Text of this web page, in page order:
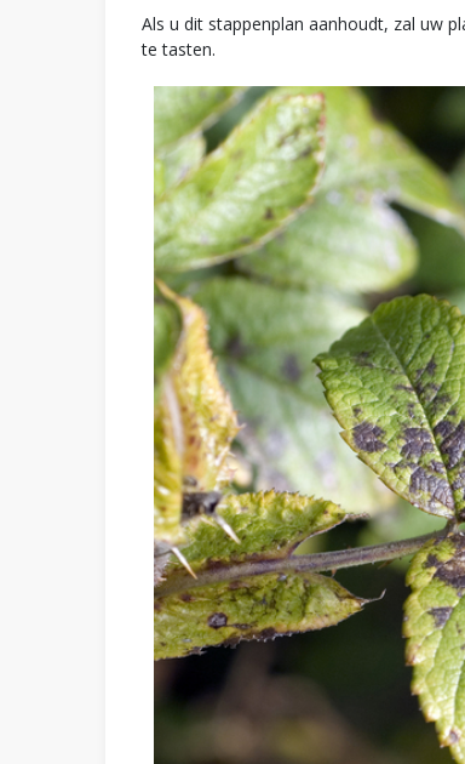
Als u dit stappenplan aanhoudt, zal uw
te tasten.